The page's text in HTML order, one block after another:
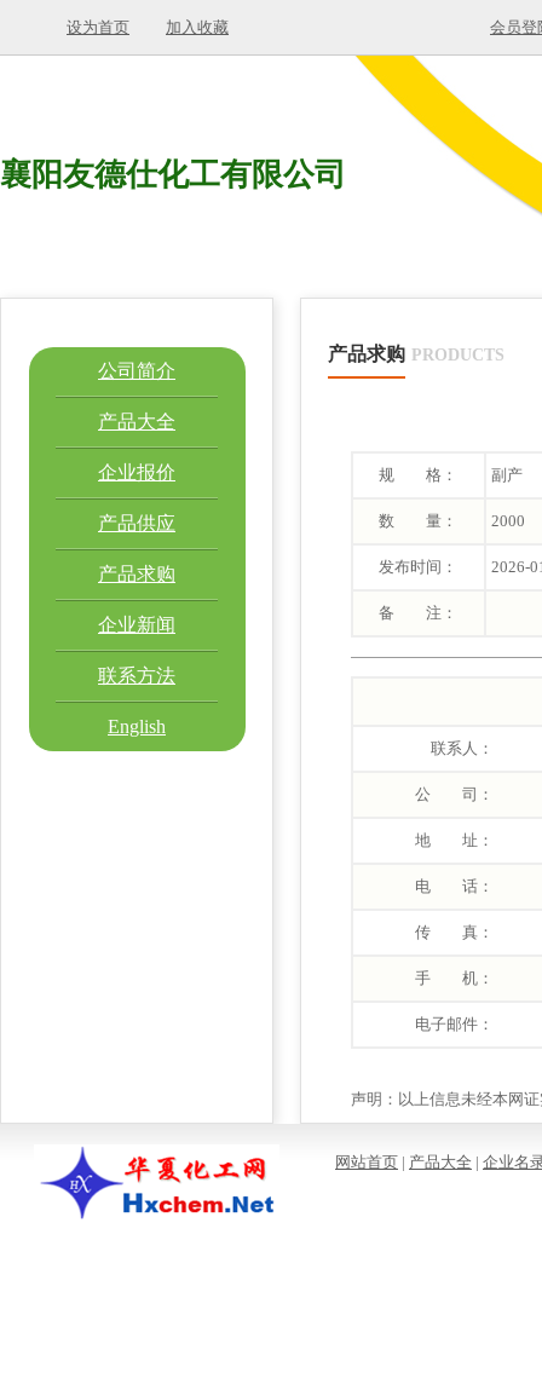
设为首页 加入收藏 会员登
襄阳友德仕化工有限公司
公司简介
产品大全
企业报价
产品供应
产品求购
企业新闻
联系方法
English
产品求购 PRODUCTS
规 格： 副产
数 量： 2000
发布时间： 2026-
备 注：
联系人：
公 司：
地 址：
电 话：
传 真：
手 机：
电子邮件：
声明：以上信息未经本网
网站首页 | 产品大全 | 企业名